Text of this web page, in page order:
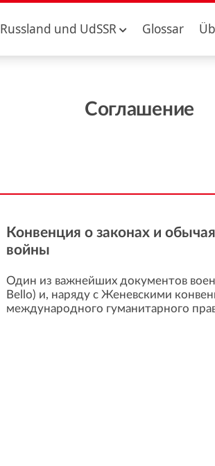
Russland und UdSSR Glossar
Соглашение
Конвенция о законах и
войны
Один из важнейших документов
Bello) и, наряду с Женевскими
международного гуманитарного